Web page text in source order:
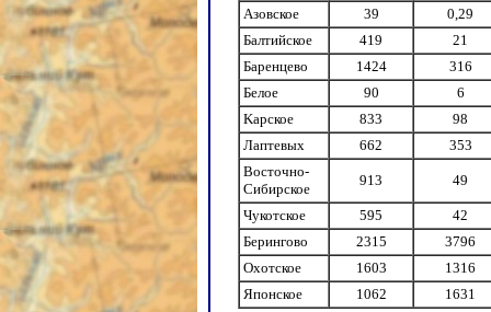
Азовское
39
0,29
Балтийское
419
21
Баренцево
1424
316
Белое
90
6
Kарское
833
98
Лаптевых
662
353
Восточно-
Сибирское
913 49
Чукотское 595
42
Берингово
2315
3796
Охотское
1603
1316
Японское
1062 1631